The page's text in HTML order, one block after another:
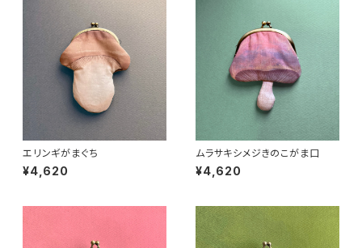
エリンギがまぐち
¥4,620
ムラサキシメジきのこがま口
¥4,620